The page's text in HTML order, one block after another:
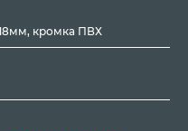
кромка ПВХ